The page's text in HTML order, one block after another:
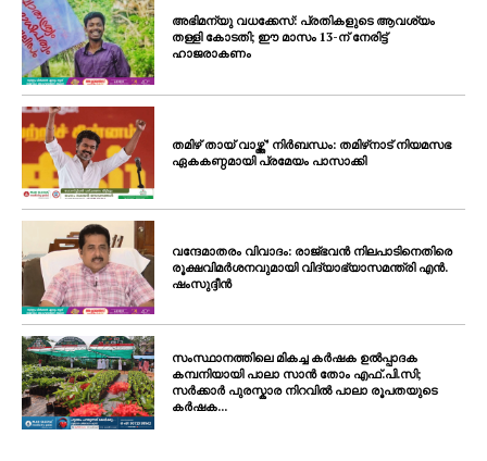
അഭിമന്യു വധക്കേസ്: പ്രതികളുടെ ആവശ്യം
തള്ളി കോടതി; ഈ മാസം 13-ന് നേരിട്ട്
ഹാജരാകണം
തമിഴ് തായ് വാഴ്ത്ത്’ നിർബന്ധം: തമിഴ്‌നാട് നിയമസഭ
ഏകകണ്ഠമായി പ്രമേയം പാസാക്കി
വന്ദേമാതരം വിവാദം: രാജ്ഭവൻ നിലപാടിനെതിരെ
രൂക്ഷവിമർശനവുമായി വിദ്യാഭ്യാസമന്ത്രി എൻ.
ഷംസുദ്ദീൻ
സംസ്ഥാനത്തിലെ മികച്ച കർഷക ഉൽപ്പാദക
കമ്പനിയായി പാലാ സാൻ തോം എഫ്.പി.സി;
സർക്കാർ പുരസ്കാര നിറവിൽ പാലാ രൂപതയുടെ
കർഷക...